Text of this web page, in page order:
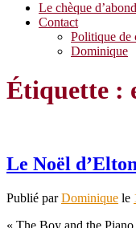
Le chèque
Contact
Politique de
Dominique
Étiquette :
Le Noël
Publié parDominique le
« The Boy and the